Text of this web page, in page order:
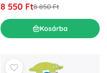
8 550 Ft8 850 Ft
Kosárba